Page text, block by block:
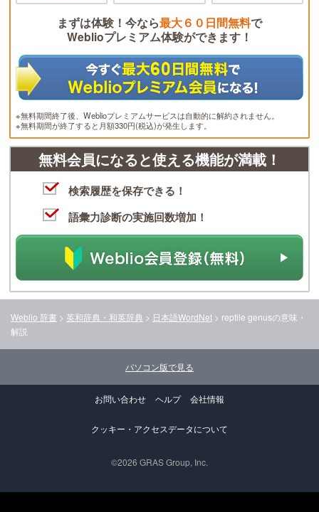
まずは体験！今なら最大６０日間無料で
Weblioプレミアム体験ができます！
※無料期間終了後、Weblioプレミアムサービスは自動的に解約されません。
※無料期間が終了すると月額330円(税込)が発生します。
無料会員になると使える機能が満載！
検索履歴を保存できる！
語彙力診断の実施回数増加！
Weblio 辞書 > 英和辞典・和英辞典 > 日本語WordNet > reptile genusの意味・
解説
パソコン版で見る
お問い合わせ ヘルプ 会社情報
クッキー・アクセスデータについて
©2026 GRAS Group, Inc.